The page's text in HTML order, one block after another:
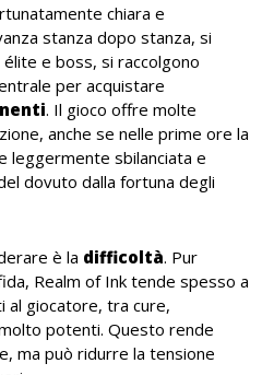
chiara e
stanza dopo stanza, si
e boss, si raccolgono
per acquistare
. Il gioco offre molte
anche se nelle prime ore la
leggermente sbilanciata e
dovuto dalla fortuna degli
è la difficoltà. Pur
Realm of Ink tende spesso a
al giocatore, tra cure,
potenti. Questo rende
ma può ridurre la tensione